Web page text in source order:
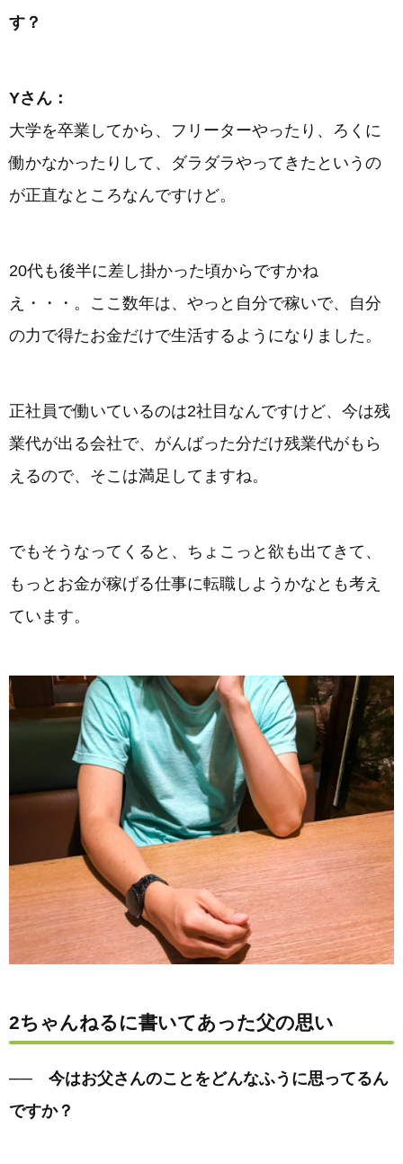
す？
Yさん：
大学を卒業してから、フリーターやったり、ろくに
働かなかったりして、ダラダラやってきたというの
が正直なところなんですけど。
20代も後半に差し掛かった頃からですかね
え・・・。ここ数年は、やっと自分で稼いで、自分
の力で得たお金だけで生活するようになりました。
正社員で働いているのは2社目なんですけど、今は残
業代が出る会社で、がんばった分だけ残業代がもら
えるので、そこは満足してますね。
でもそうなってくると、ちょこっと欲も出てきて、
もっとお金が稼げる仕事に転職しようかなとも考え
ています。
2ちゃんねるに書いてあった父の思い
── 今はお父さんのことをどんなふうに思ってるん
ですか？